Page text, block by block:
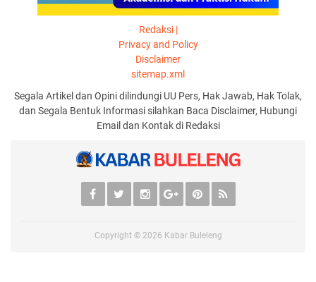
Redaksi |
Privacy and Policy
Disclaimer
sitemap.xml
Segala Artikel dan Opini dilindungi UU Pers, Hak Jawab, Hak Tolak,
dan Segala Bentuk Informasi silahkan Baca Disclaimer, Hubungi
Email dan Kontak di Redaksi
Copyright © 2026 Kabar Buleleng